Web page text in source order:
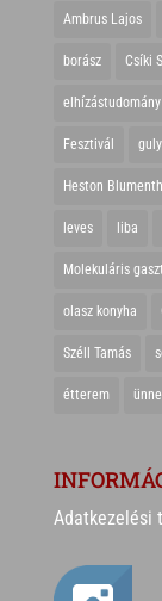
Ambrus Lajos
borász Csíki
elhízástudomány
Fesztivál
Heston
leves liba
Molekuláris
olasz konyha
Széll Tamás
étterem
Adatkezelési